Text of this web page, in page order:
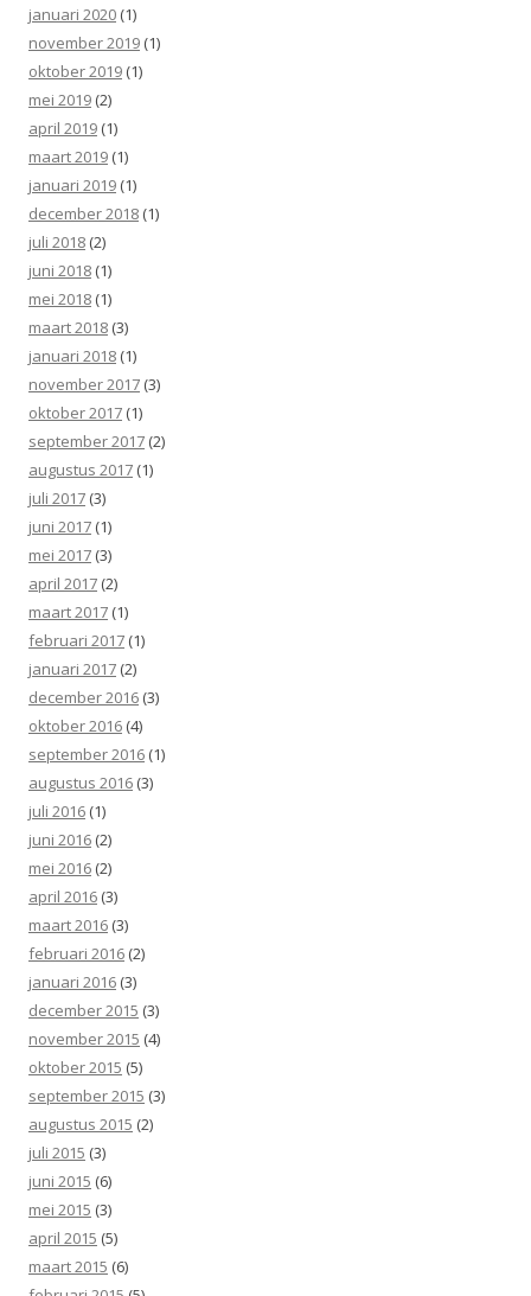
januari 2020 (1)
november 2019 (1)
oktober 2019 (1)
mei 2019 (2)
april 2019 (1)
maart 2019 (1)
januari 2019 (1)
december 2018 (1)
juli 2018 (2)
juni 2018 (1)
mei 2018 (1)
maart 2018 (3)
januari 2018 (1)
november 2017 (3)
oktober 2017 (1)
september 2017 (2)
augustus 2017 (1)
juli 2017 (3)
juni 2017 (1)
mei 2017 (3)
april 2017 (2)
maart 2017 (1)
februari 2017 (1)
januari 2017 (2)
december 2016 (3)
oktober 2016 (4)
september 2016 (1)
augustus 2016 (3)
juli 2016 (1)
juni 2016 (2)
mei 2016 (2)
april 2016 (3)
maart 2016 (3)
februari 2016 (2)
januari 2016 (3)
december 2015 (3)
november 2015 (4)
oktober 2015 (5)
september 2015 (3)
augustus 2015 (2)
juli 2015 (3)
juni 2015 (6)
mei 2015 (3)
april 2015 (5)
maart 2015 (6)